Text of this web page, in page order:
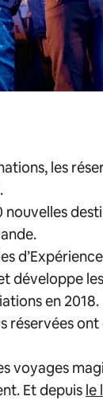
les
développe
en 2018.
réservées
voyages
Et depuis le